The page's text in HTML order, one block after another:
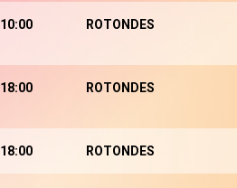
10:00 ROTONDES
18:00 ROTONDES
18:00 ROTONDES